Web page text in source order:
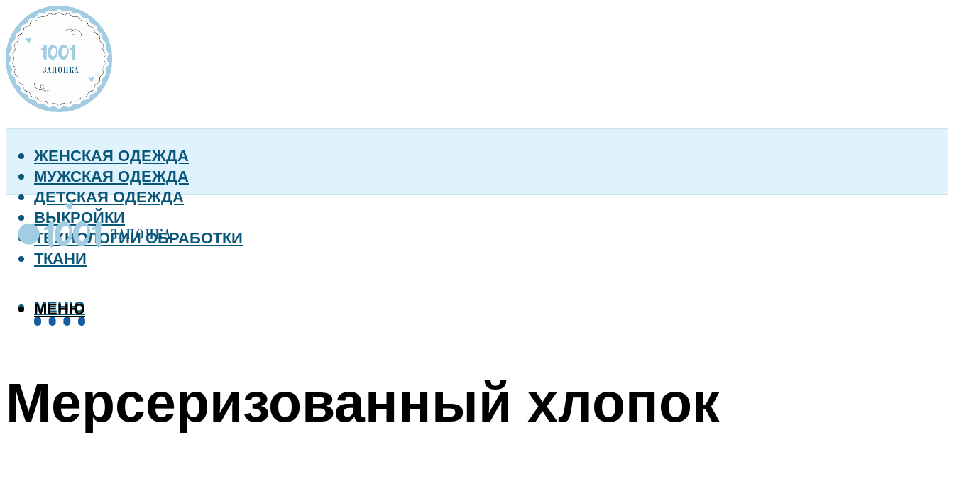
ЖЕНСКАЯ ОДЕЖДА
МУЖСКАЯ ОДЕЖДА
ДЕТСКАЯ ОДЕЖДА
ВЫКРОЙКИ
ТЕХНОЛОГИИ ОБРАБОТКИ
ТКАНИ
МЕНЮ
МЕНЮ
Мерсеризованный хлопок